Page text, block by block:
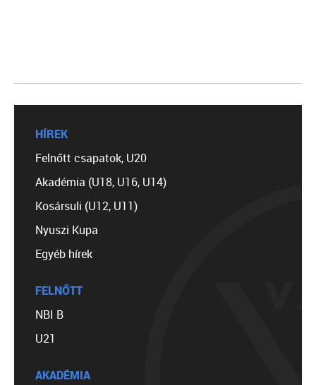
HÍREK
Felnőtt csapatok, U20
Akadémia (U18, U16, U14)
Kosársuli (U12, U11)
Nyuszi Kupa
Egyéb hírek
FELNŐTT
NBI B
U21
AKADÉMIA